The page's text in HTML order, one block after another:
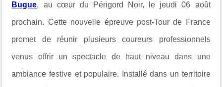
Bugue, au cœur du Périgord Noir, le jeudi 06 août
prochain. Cette nouvelle épreuve post-Tour de France
promet de réunir plusieurs coureurs professionnels
venus offrir un spectacle de haut niveau dans une
ambiance festive et populaire. Installé dans un territoire